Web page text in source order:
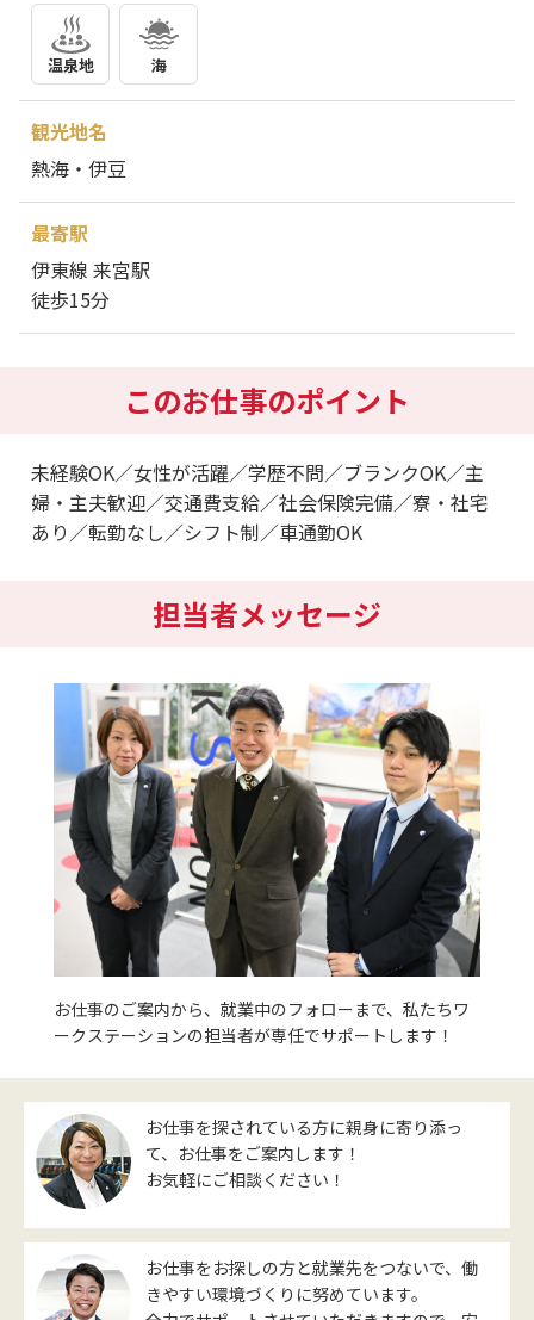
温泉地 海
観光地名
熱海・伊豆
最寄駅
伊東線 来宮駅
徒歩15分
このお仕事のポイント
未経験OK／女性が活躍／学歴不問／ブランクOK／主
婦・主夫歓迎／交通費支給／社会保険完備／寮・社宅
あり／転勤なし／シフト制／車通勤OK
担当者メッセージ
お仕事のご案内から、就業中のフォローまで、私たちワ
ークステーションの担当者が専任でサポートします！
お仕事を探されている方に親身に寄り添っ
て、お仕事をご案内します！
お気軽にご相談ください！
お仕事をお探しの方と就業先をつないで、働
きやすい環境づくりに努めています。